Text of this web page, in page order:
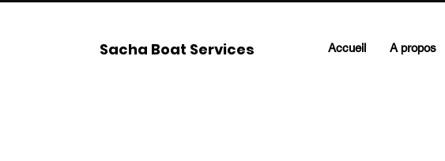
Sacha Boat Services Accueil A propos